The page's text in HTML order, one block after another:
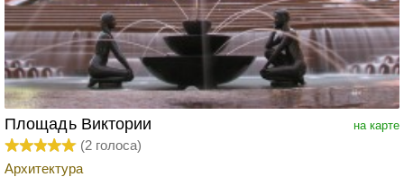
на карте
Площадь Виктории
(2 голоса)
Архитектура